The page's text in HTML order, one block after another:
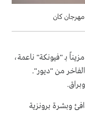
بـ "فيونكة" ناعمة،
من "ديور".
وبشرة برونزية